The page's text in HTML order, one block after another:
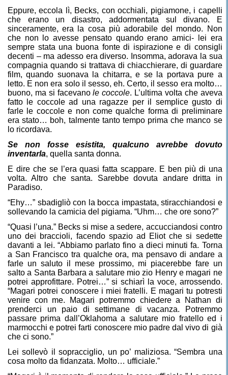
Eppure, eccola lì, Becks, con occhiali, pigiamone, i capelli
che erano un disastro, addormentata sul divano. E
sinceramente, era la cosa più adorabile del mondo. Non
che non lo avesse pensato quando erano amici- lei era
sempre stata una buona fonte di ispirazione e di consigli
decenti – ma adesso era diverso. Insomma, adorava la sua
compagnia quando si trattava di chiacchierare, di guardare
film, quando suonava la chitarra, e se la portava pure a
letto. E non era solo il sesso, eh. Certo, il sesso era molto…
buono, ma si facevanole coccole. L’ultima volta che aveva
fatto le coccole ad una ragazze per il semplice gusto di
farle le coccole e non come qualche forma di preliminare
era stato… boh, talmente tanto tempo prima che manco se
lo ricordava.
Se non fosse esistita, qualcuno avrebbe dovuto
inventarla, quella santa donna.
E dire che se l’era quasi fatta scappare. E ben più di una
volta. Altro che santa. Sarebbe dovuta andare dritta in
Paradiso.
“Ehy…” sbadigliò con la bocca impastata, stiracchiandosi e
sollevando la camicia del pigiama. “Uhm… che ore sono?”
“Quasi l’una.” Becks si mise a sedere, accucciandosi contro
uno dei braccioli, facendo spazio ad Eliot che si sedette
davanti a lei. “Abbiamo parlato fino a dieci minuti fa. Torna
a San Francisco tra qualche ora, ma pensavo di andare a
farle un saluto il mese prossimo, mi piacerebbe fare un
salto a Santa Barbara a salutare mio zio Henry e magari ne
potrei approfittare. Potrei…” si schiarì la voce, arrossendo.
“Magari potrei conoscere i miei fratelli. E magari tu potresti
venire con me. Magari potremmo chiedere a Nathan di
prenderci un paio di settimane di vacanza. Potremmo
passare prima dall’Oklahoma a salutare mio fratello ed i
marmocchi e potrei farti conoscere mio padre dal vivo di già
che ci sono.”
Lei sollevò il sopracciglio, un po’ maliziosa. “Sembra una
cosa molto da fidanzata. Molto… ufficiale.”